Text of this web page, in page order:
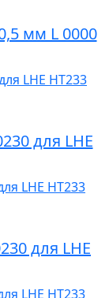
мм L 0000
для LHE
для LHE